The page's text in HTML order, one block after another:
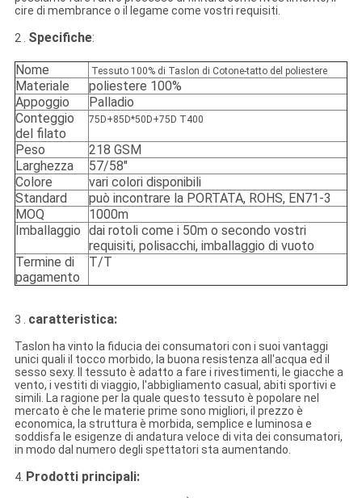
cire di membrance o il legame come vostri requisiti.
2 . Specifiche:
Nome Tessuto 100% di Taslon di Cotone-tatto del poliestere
Materiale
poliestere 100%
Appoggio
Palladio
Conteggio
del filato
75D+85D*50D+75D T400
Peso
218 GSM
Larghezza
57/58"
Colore
vari colori disponibili
Standard
può incontrare la PORTATA, ROHS, EN71-3
MOQ
1000m
Imballaggio dai rotoli come i 50m o secondo vostri
requisiti, polisacchi, imballaggio di vuoto
Termine di
pagamento
T/T
3 . caratteristica:
Taslon ha vinto la fiducia dei consumatori con i suoi vantaggi
unici quali il tocco morbido, la buona resistenza all'acqua ed il
sesso sexy. Il tessuto è adatto a fare i rivestimenti, le giacche a
vento, i vestiti di viaggio, l'abbigliamento casual, abiti sportivi e
simili. La ragione per la quale questo tessuto è popolare nel
mercato è che le materie prime sono migliori, il prezzo è
economica, la struttura è morbida, semplice e luminosa e
soddisfa le esigenze di andatura veloce di vita dei consumatori,
in modo dal numero degli spettatori sta aumentando.
4. Prodotti principali: